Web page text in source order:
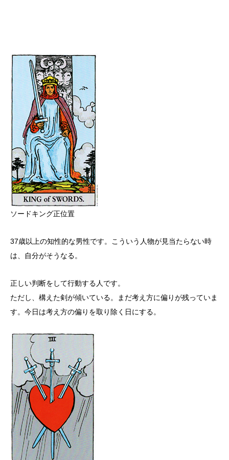
ソードキング正位置
37歳以上の知性的な男性です。こういう人物が見当たらない時
は、自分がそうなる。
正しい判断をして行動する人です。
ただし、構えた剣が傾いている。まだ考え方に偏りが残っていま
す。今日は考え方の偏りを取り除く日にする。